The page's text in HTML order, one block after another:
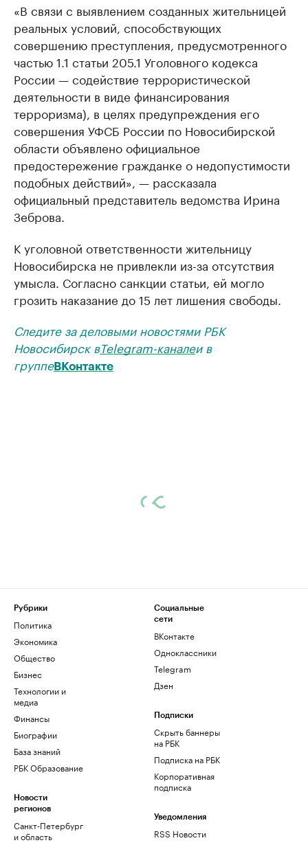
«В связи с выявлением созданных жительницей
реальных условий, способствующих
совершению преступления, предусмотренного
частью 1.1 статьи 205.1 Уголовного кодекса
России — содействие террористической
деятельности в виде финансирования
терроризма), в целях предупреждения его
совершения УФСБ России по Новосибирской
области объявлено официальное
предостережение гражданке о недопустимости
подобных действий», — рассказала
официальный представитель ведомства Ирина
Зеброва.
К уголовной ответственности жительницу
Новосибирска не привлекли из-за отсутствия
умысла. Согласно санкции статьи, ей могло
грозить наказание до 15 лет лишения свободы.
Следите за деловыми новостями РБК
Новосибирск вTelegram-каналеи в
группеВКонтакте
Рубрики
Политика
Экономика
Общество
Бизнес
Технологии и
медиа
Финансы
Биографии
База знаний
РБК Образование
Новости
регионов
Санкт-Петербург
и область
Социальные
сети
ВКонтакте
Одноклассники
Telegram
Дзен
Подписки
Скрыть баннеры
на РБК
Подписка на РБК
Корпоративная
подписка
Уведомления
RSS Новости